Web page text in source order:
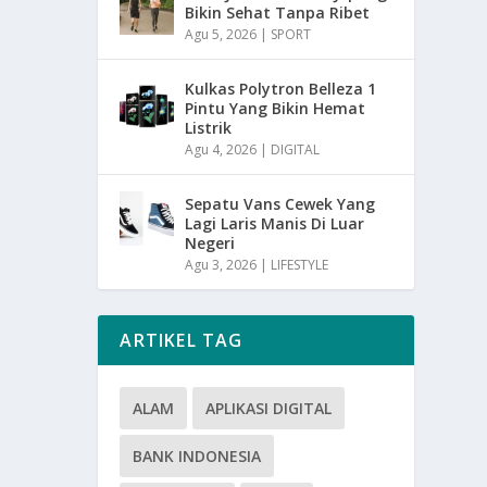
Bikin Sehat Tanpa Ribet
Agu 5, 2026 | SPORT
Kulkas Polytron Belleza 1
Pintu Yang Bikin Hemat
Listrik
Agu 4, 2026 | DIGITAL
Sepatu Vans Cewek Yang
Lagi Laris Manis Di Luar
Negeri
Agu 3, 2026 | LIFESTYLE
ARTIKEL TAG
ALAM APLIKASI DIGITAL
BANK INDONESIA